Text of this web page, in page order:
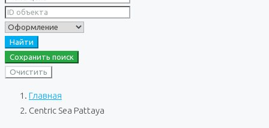
Найти
Сохранить поиск
Очистить
Главная
Centric Sea Pattaya